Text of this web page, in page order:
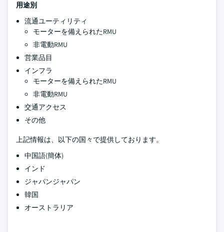
用途別
流通ユーティリティ
モーターを備えられたRMU
非電動RMU
営業品目
インフラ
モーターを備えられたRMU
非電動RMU
交通アクセス
その他
上記情報は、以下の国々で提供しております。
中国語(簡体)
インド
ジャパンジャパン
韓国
オーストラリア